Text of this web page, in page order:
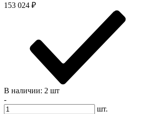
153 024 ₽
В наличии: 2 шт
-
шт.